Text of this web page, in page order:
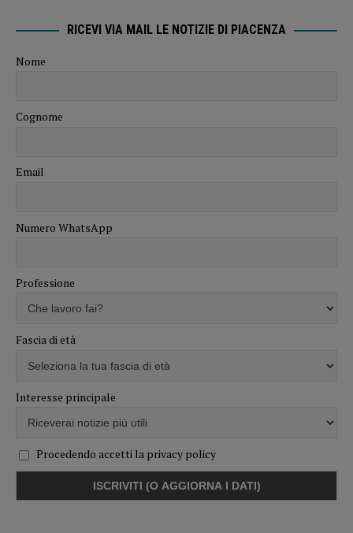
RICEVI VIA MAIL LE NOTIZIE DI PIACENZA
Nome
Cognome
Email
Numero WhatsApp
Professione
Fascia di età
Interesse principale
Procedendo accetti la privacy policy